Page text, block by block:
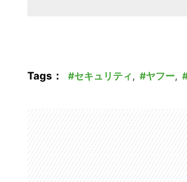
Tags： セキュリティ, ヤフー,